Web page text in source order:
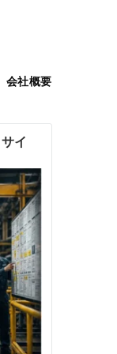
会社概要
イ